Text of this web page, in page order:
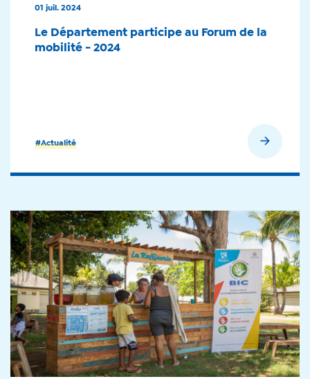
#Actualité
01 juil. 2024
Le Département participe au Forum de la
mobilité - 2024